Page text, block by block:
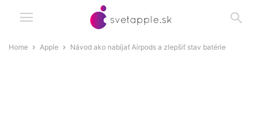
Home Apple Návod ako nabíjať Airpods a zlepšiť stav batérie